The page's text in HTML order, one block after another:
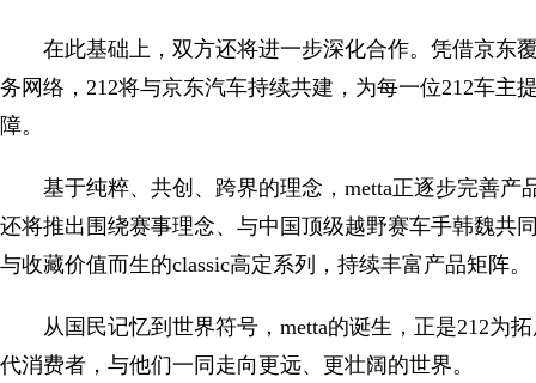
在此基础上，双方还将进一步深化合作。凭借京东
务网络，212将与京东汽车持续共建，为每一位212车主
障。
基于纯粹、共创、跨界的理念，metta正逐步完善产
还将推出围绕赛事理念、与中国顶级越野赛车手韩魏共
与收藏价值而生的classic高定系列，持续丰富产品矩阵。
从国民记忆到世界符号，metta的诞生，正是212为
代消费者，与他们一同走向更远、更壮阔的世界。